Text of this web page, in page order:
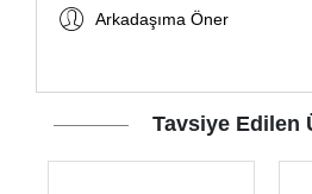
Arkadaşıma Öner
Tavsiye Edilen